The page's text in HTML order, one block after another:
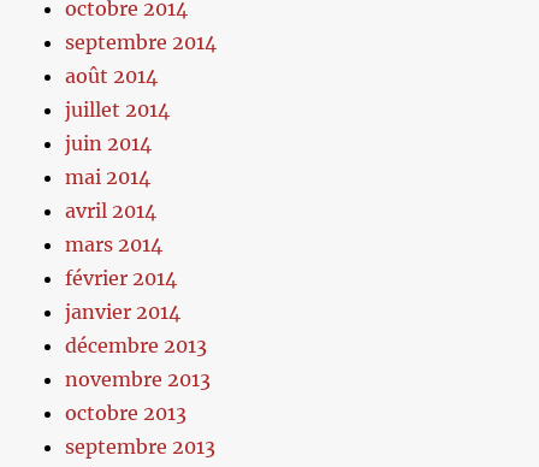
octobre 2014
septembre 2014
août 2014
juillet 2014
juin 2014
mai 2014
avril 2014
mars 2014
février 2014
janvier 2014
décembre 2013
novembre 2013
octobre 2013
septembre 2013